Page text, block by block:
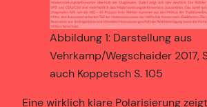
Abbildung 1: Darstellung aus
Vehrkamp/Wegschaider 2017,
auch Koppetsch S. 105
Eine wirklich klare Polarisierung